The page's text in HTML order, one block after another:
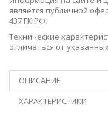
является публичной
437 ГК РФ.
Технические
отличаться от
ОПИСАНИЕ
ХАРАКТЕРИСТИКИ